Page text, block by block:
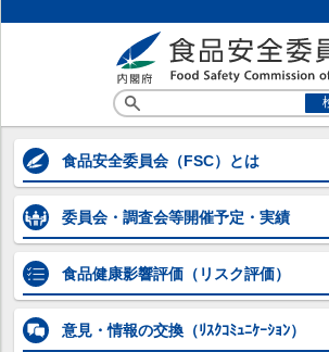
各専門調査会等の情報
各専門調査会等の情報
> 企画等専門調査会
> 添加物専門調査会
> 農薬第一～第五専門調査会
> 動物用医薬品専門調査会
食品安全委員会 （FSC）とは
委員会・調査会等開催予定・実績
食品健康影響評価 （リスク評価）
意見・情報の交換 （ﾘｽｸｺﾐｭﾆｹｰｼｮﾝ）